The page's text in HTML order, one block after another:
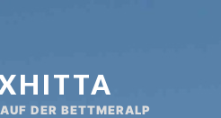
DER BETTMERALP